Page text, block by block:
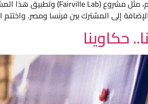
إلى المشترك بين فرنسا ومصر.
حكاوينا